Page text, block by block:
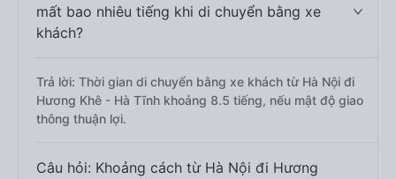
mất bao nhiêu tiếng khi di chuyển bằng xe
khách?
Trả lời: Thời gian di chuyển bằng xe khách từ Hà Nội đi
Hương Khê - Hà Tĩnh khoảng 8.5 tiếng, nếu mật độ giao
thông thuận lợi.
Câu hỏi: Khoảng cách từ Hà Nội đi Hương